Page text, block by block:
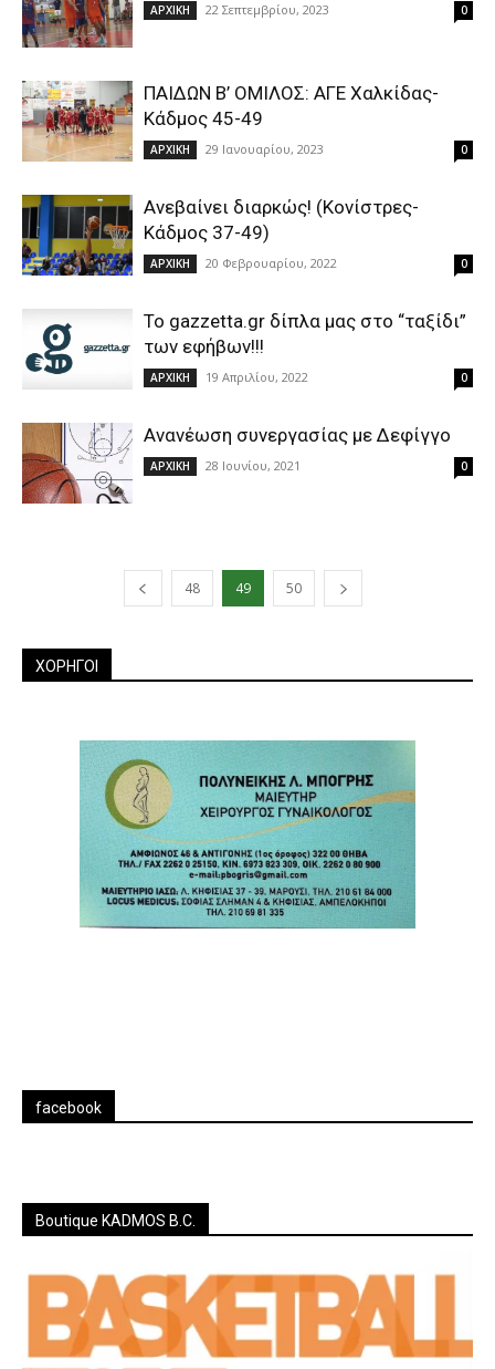
ΑΡΧΙΚΗ 22 Σεπτεμβρίου, 2023 0
ΠΑΙΔΩΝ Β’ ΟΜΙΛΟΣ: ΑΓΕ Χαλκίδας-
Κάδμος 45-49
ΑΡΧΙΚΗ 29 Ιανουαρίου, 2023 0
Ανεβαίνει διαρκώς! (Κονίστρες-
Κάδμος 37-49)
ΑΡΧΙΚΗ 20 Φεβρουαρίου, 2022 0
To gazzetta.gr δίπλα μας στο “ταξίδι”
των εφήβων!!!
ΑΡΧΙΚΗ 19 Απριλίου, 2022 0
Ανανέωση συνεργασίας με Δεφίγγο
ΑΡΧΙΚΗ 28 Ιουνίου, 2021 0
48 49 50
ΧΟΡΗΓΟΙ
facebook
Boutique KADMOS B.C.